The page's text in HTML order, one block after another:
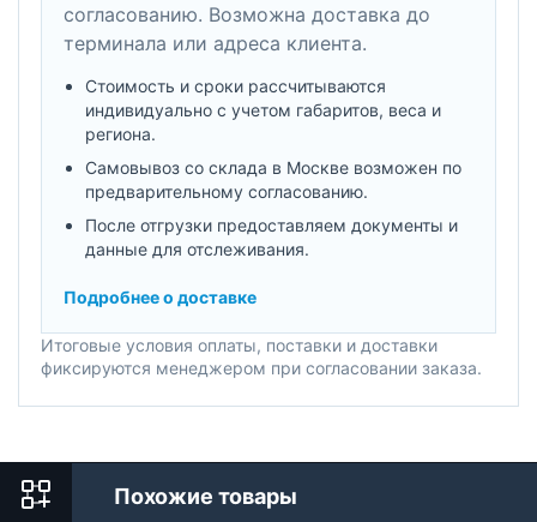
согласованию. Возможна доставка до
терминала или адреса клиента.
Стоимость и сроки рассчитываются
индивидуально с учетом габаритов, веса и
региона.
Самовывоз со склада в Москве возможен по
предварительному согласованию.
После отгрузки предоставляем документы и
данные для отслеживания.
Подробнее о доставке
Итоговые условия оплаты, поставки и доставки
фиксируются менеджером при согласовании заказа.
Похожие товары